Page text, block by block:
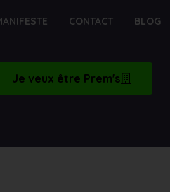
CONTACT BLOG
Je veux être Prem's